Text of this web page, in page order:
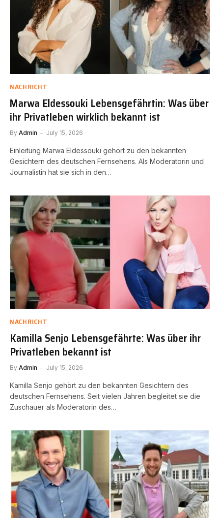
NACHRICHT
Marwa Eldessouki Lebensgefährtin: Was über
ihr Privatleben wirklich bekannt ist
By Admin July 15, 2026
Einleitung Marwa Eldessouki gehört zu den bekannten
Gesichtern des deutschen Fernsehens. Als Moderatorin und
Journalistin hat sie sich in den…
NACHRICHT
Kamilla Senjo Lebensgefährte: Was über ihr
Privatleben bekannt ist
By Admin July 15, 2026
Kamilla Senjo gehört zu den bekannten Gesichtern des
deutschen Fernsehens. Seit vielen Jahren begleitet sie die
Zuschauer als Moderatorin des…